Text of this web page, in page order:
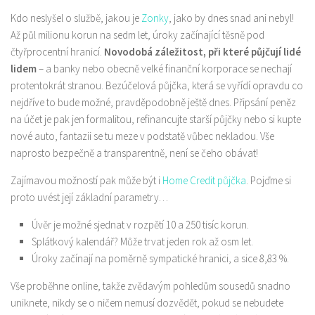
Kdo neslyšel o službě, jakou je Zonky, jako by dnes snad ani nebyl!
Až půl milionu korun na sedm let, úroky začínající těsně pod
čtyřprocentní hranicí. Novodobá záležitost, při které půjčují lidé
lidem– a banky nebo obecně velké finanční korporace se nechají
protentokrát stranou. Bezúčelová půjčka, která se vyřídí opravdu co
nejdříve to bude možné, pravděpodobně ještě dnes. Připsání peněz
na účet je pak jen formalitou, refinancujte starší půjčky nebo si kupte
nové auto, fantazii se tu meze v podstatě vůbec nekladou. Vše
naprosto bezpečně a transparentně, není se čeho obávat!
Zajímavou možností pak může být i Home Credit půjčka. Pojďme si
proto uvést její základní parametry…
Úvěr je možné sjednat v rozpětí 10 a 250 tisíc korun.
Splátkový kalendář? Může trvat jeden rok až osm let.
Úroky začínají na poměrně sympatické hranici, a sice 8,83 %.
Vše proběhne online, takže zvědavým pohledům sousedů snadno
uniknete, nikdy se o ničem nemusí dozvědět, pokud se nebudete